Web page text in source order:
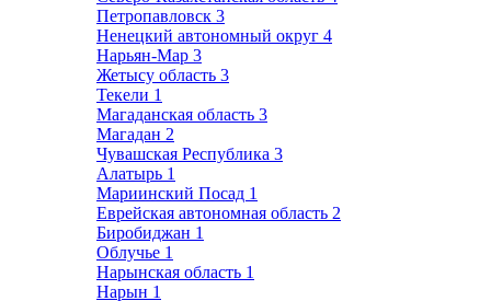
Петропавловск 3
Ненецкий автономный округ 4
Нарьян-Мар 3
Жетысу область 3
Текели 1
Магаданская область 3
Магадан 2
Чувашская Республика 3
Алатырь 1
Мариинский Посад 1
Еврейская автономная область 2
Биробиджан 1
Облучье 1
Нарынская область 1
Нарын 1